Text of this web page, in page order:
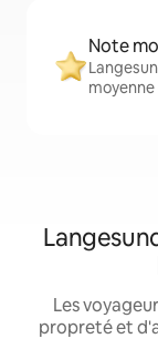
Note
Les
propreté et